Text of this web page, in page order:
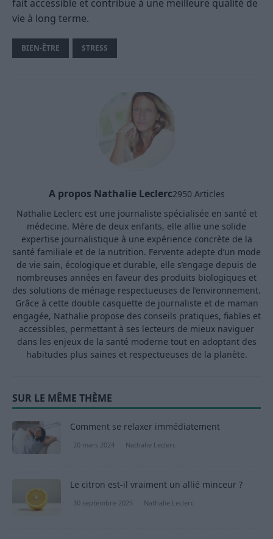
fait accessible et contribue à une meilleure qualité de
vie à long terme.
BIEN-ÊTRE STRESS
A propos Nathalie Leclerc2950 Articles
Nathalie Leclerc est une journaliste spécialisée en santé et
médecine. Mère de deux enfants, elle allie une solide
expertise journalistique à une expérience concrète de la
santé familiale et de la nutrition. Fervente adepte d’un mode
de vie sain, écologique et durable, elle s’engage depuis de
nombreuses années en faveur des produits biologiques et
des solutions de ménage respectueuses de l’environnement.
Grâce à cette double casquette de journaliste et de maman
engagée, Nathalie propose des conseils pratiques, fiables et
accessibles, permettant à ses lecteurs de mieux naviguer
dans les enjeux de la santé moderne tout en adoptant des
habitudes plus saines et respectueuses de la planète.
SUR LE MÊME THÈME
Comment se relaxer immédiatement
20 mars 2024 Nathalie Leclerc
Le citron est-il vraiment un allié minceur ?
30 septembre 2025 Nathalie Leclerc